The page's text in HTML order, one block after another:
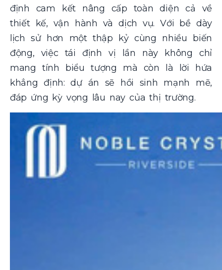
định cam kết nâng cấp toàn diện cả về
thiết kế, vận hành và dịch vụ. Với bề dày
lịch sử hơn một thập kỷ cùng nhiều biến
động, việc tái định vị lần này không chỉ
mang tính biểu tượng mà còn là lời hứa
khẳng định: dự án sẽ hồi sinh mạnh mẽ,
đáp ứng kỳ vọng lâu nay của thị trường.